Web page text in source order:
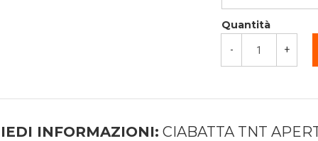
Quantità
- +
INFORMAZIONI: CIABATTA TNT